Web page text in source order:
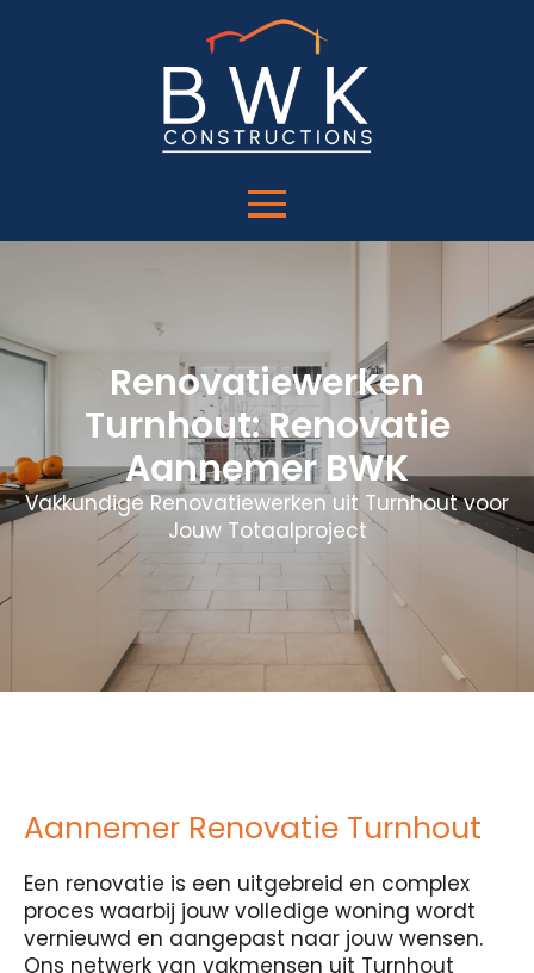
Renovatiewerken
Turnhout: Renovatie
Aannemer BWK
Vakkundige Renovatiewerken uit Turnhout voor
Jouw Totaalproject
Aannemer Renovatie Turnhout
Een renovatie is een uitgebreid en complex
proces waarbij jouw volledige woning wordt
vernieuwd en aangepast naar jouw wensen.
Ons netwerk van vakmensen uit Turnhout